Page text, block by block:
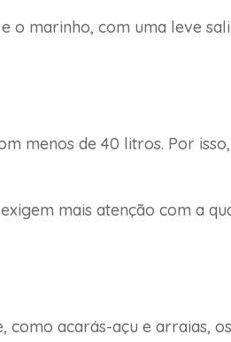
o marinho, com uma leve
menos de 40 litros. Por
mais atenção com a
acarás-açu e arraias,